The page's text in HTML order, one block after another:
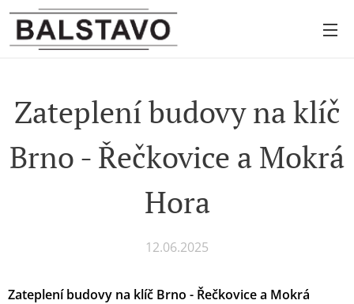
Zateplení budovy na klíč
Brno - Řečkovice a Mokrá
Hora
12.06.2025
Zateplení budovy na klíč Brno - Řečkovice a Mokrá